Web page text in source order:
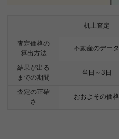
机上査定
査定価格の
算出方法
不動産のデータ
結果が出る
までの期間
当日～3日
査定の正確
さ
おおよその価格